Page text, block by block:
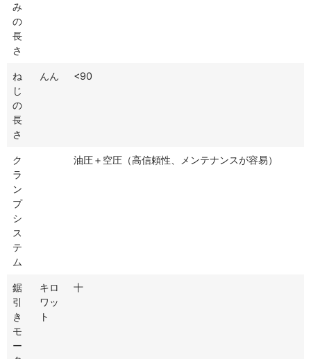
み
の
長
さ
ね
じ
の
長
さ
んん <90
ク
ラ
ン
プ
シ
ス
テ
ム
油圧＋空圧（高信頼性、メンテナンスが容易）
鋸
引
き
モ
ー
キロ
ワッ
ト
十